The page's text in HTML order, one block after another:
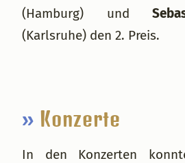
(Hamburg) und
(Karlsruhe) den 2. Preis.
» Konzerte
In den Konzerten